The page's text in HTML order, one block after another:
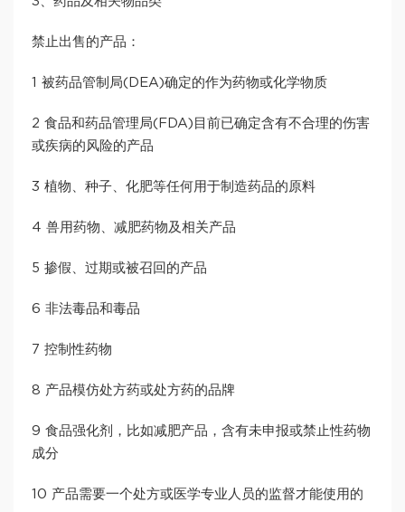
禁止出售的产品：
1 被药品管制局(DEA)确定的作为药物或化学物质
2 食品和药品管理局(FDA)目前已确定含有不合理的伤害
或疾病的风险的产品
3 植物、种子、化肥等任何用于制造药品的原料
4 兽用药物、减肥药物及相关产品
5 掺假、过期或被召回的产品
6 非法毒品和毒品
7 控制性药物
8 产品模仿处方药或处方药的品牌
9 食品强化剂，比如减肥产品，含有未申报或禁止性药物
成分
10 产品需要一个处方或医学专业人员的监督才能使用的